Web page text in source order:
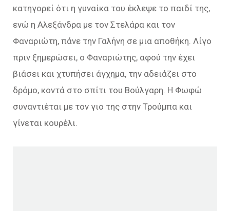
κατηγορεί ότι η γυναίκα του έκλεψε το παιδί της,
ενώ η Αλεξάνδρα µε τον Στελάρα και τον
Φαναριώτη, πάνε την Γαλήνη σε µια αποθήκη. Λίγο
πριν ξηµερώσει, ο Φαναριώτης, αφού την έχει
βιάσει και χτυπήσει άγχηµα, την αδειάζει στο
δρόµο, κοντά στο σπίτι του Βούλγαρη. Η Φωφώ
συναντιέται µε τον γιο της στην Τρούµπα και
γίνεται κουρέλι.